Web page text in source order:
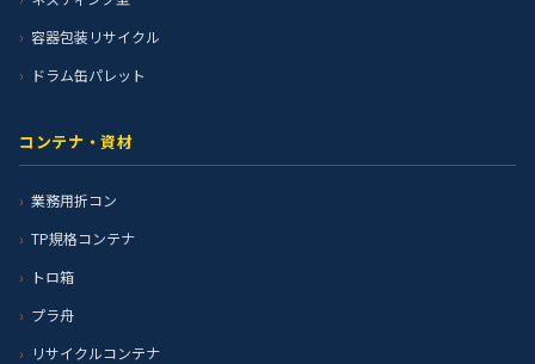
容器包装リサイクル
ドラム缶パレット
コンテナ・資材
業務用折コン
TP規格コンテナ
トロ箱
プラ舟
リサイクルコンテナ